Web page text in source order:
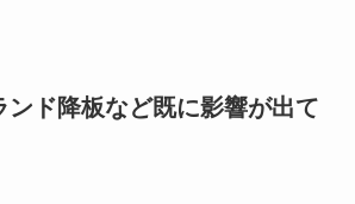
ド降板など既に影響が出て